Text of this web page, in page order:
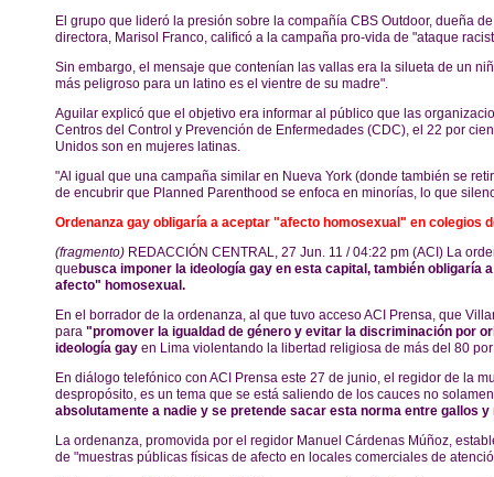
El grupo que lideró la presión sobre la compañía CBS Outdoor, dueña
directora, Marisol Franco, calificó a la campaña pro-vida de "ataque
Sin embargo, el mensaje que contenían las vallas era la silueta de un
más peligroso para un latino es el vientre de su madre".
Aguilar explicó que el objetivo era informar al público que las
Centros del Control y Prevención de Enfermedades (CDC), el 22 por
Unidos son en mujeres latinas.
"Al igual que una campaña similar en Nueva York (donde también se
de encubrir que Planned Parenthood se enfoca en minorías, lo que
Ordenanza gay obligaría a aceptar "afecto homosexual" en colegios
(fragmento) REDACCIÓN CENTRAL, 27 Jun. 11 / 04:22 pm (ACI) La
quebusca imponer la ideología gay en esta capital, también
afecto" homosexual.
En el borrador de la ordenanza, al que tuvo acceso ACI Prensa, que
para "promover la igualdad de género y evitar la discriminación por
ideología gay en Lima violentando la libertad religiosa de más del 80
En diálogo telefónico con ACI Prensa este 27 de junio, el regidor de la
despropósito, es un tema que se está saliendo de los cauces no
absolutamente a nadie y se pretende sacar esta norma entre gallos
La ordenanza, promovida por el regidor Manuel Cárdenas Múñoz,
de "muestras públicas físicas de afecto en locales comerciales de